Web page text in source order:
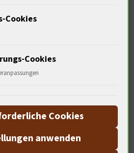
Aspekte der
Cookies
Cookies
Cookies
anwenden